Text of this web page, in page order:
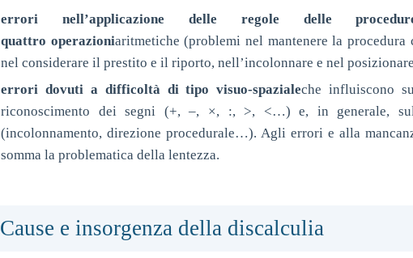
errori nell’applicazione delle regole delle
quattro operazioniaritmetiche (problemi nel mantenere la
nel considerare il prestito e il riporto, nell’incolonnare e nel
errori dovuti a difficoltà di tipo visuo-spazialeche influiscono
riconoscimento dei segni (+, –, ×, :, >, <…) e, in generale,
(incolonnamento, direzione procedurale…). Agli errori e alla
somma la problematica della lentezza.
Cause e insorgenza della discalculia